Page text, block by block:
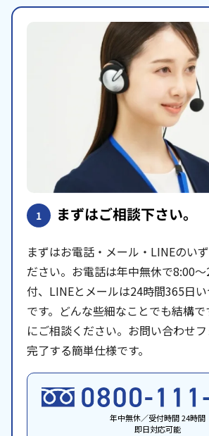
1 まずはご相談下さい。
まずはお電話・メール・LINEのい
ださい。お電話は年中無休で8:00
付、LINEとメールは24時間365日
です。どんな些細なことでも結構
にご相談ください。お問い合わせ
完了する簡単仕様です。
年中無休／受付時間 24時間
即日対応可能